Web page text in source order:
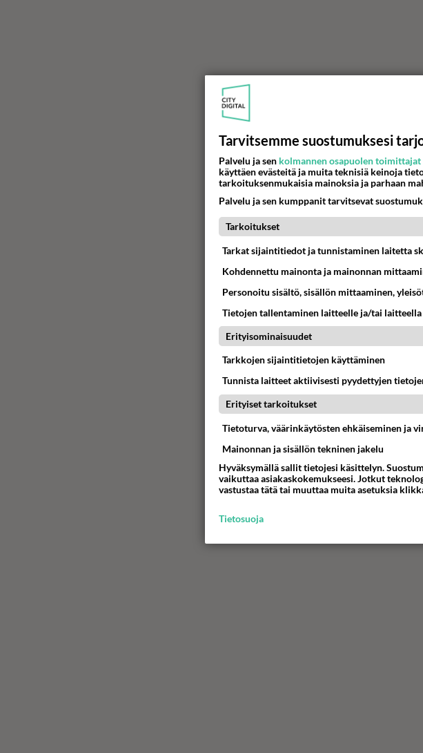
Tarvitsemme suostumuksesi
Palvelu ja sen kolmannen osapuolen toimittajat
käyttäen evästeitä ja muita teknisiä keinoja
tarkoituksenmukaisia mainoksia ja parhaan
Palvelu ja sen kumppanit tarvitsevat
Tarkoitukset
Tarkat sijaintitiedot ja tunnistaminen laitetta
Kohdennettu mainonta ja mainonnan
Personoitu sisältö, sisällön mittaaminen,
Tietojen tallentaminen laitteelle ja/tai
Erityisominaisuudet
Tarkkojen sijaintitietojen käyttäminen
Tunnista laitteet aktiivisesti pyydettyjen
Erityiset tarkoitukset
Tietoturva, väärinkäytösten ehkäiseminen ja
Mainonnan ja sisällön tekninen jakelu
Hyväksymällä sallit tietojesi käsittelyn.
vaikuttaa asiakaskokemukseesi. Jotkut
vastustaa tätä tai muuttaa muita asetuksia
Tietosuoja